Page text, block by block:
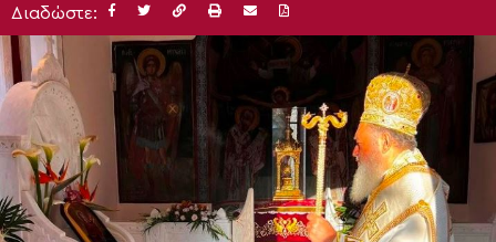
Διαδώστε: